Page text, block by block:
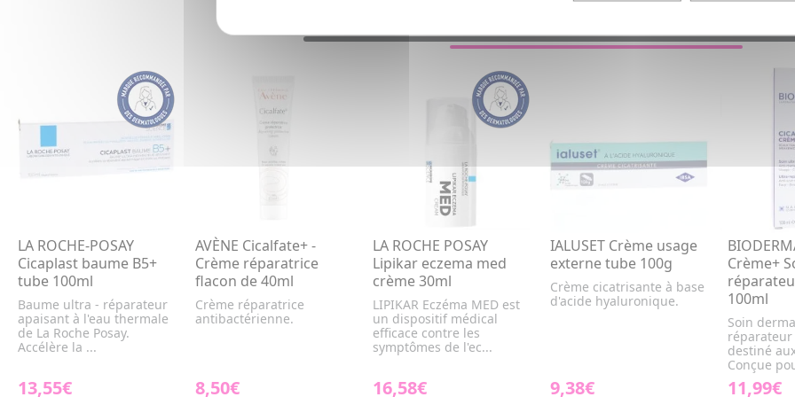
VOUS AIMEREZ AUSSI...
LA ROCHE-POSAY
Cicaplast baume B5+
tube 100ml
Baume ultra - réparateur
apaisant à l'eau thermale
de La Roche Posay.
Accélère la ...
13,55€
AVÈNE Cicalfate+ -
Crème réparatrice
flacon de 40ml
Crème réparatrice
antibactérienne.
8,50€
LA ROCHE POSAY
Lipikar eczema med
crème 30ml
LIPIKAR Eczéma MED est
un dispositif médical
efficace contre les
symptômes de l'ec...
16,58€
IALUSET Crème usage
externe tube 100g
Crème cicatrisante à base
d'acide hyaluronique.
9,38€
Crème+
100ml
Soin
destiné
Conçue
11,99€